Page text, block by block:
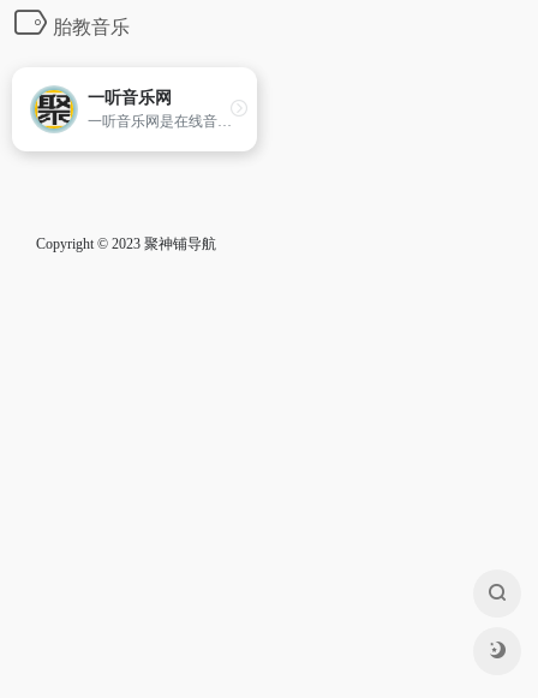
胎教音乐
一听音乐网
一听音乐网是在线音乐网站，提供免费歌曲在线试听、下载。一听音乐网拥有正版、庞大、完整的曲库，歌曲更新迅速，试听流畅，口碑极佳。一听音乐网，每天听一听
Copyright © 2023 聚神铺导航